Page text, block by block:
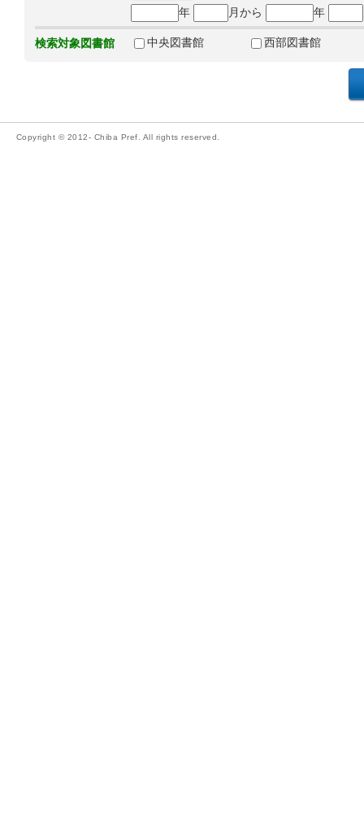
年
月から 年
検索対象図書館 中央図書館 西部図書館
Copyright © 2012- Chiba Pref. All rights reserved.